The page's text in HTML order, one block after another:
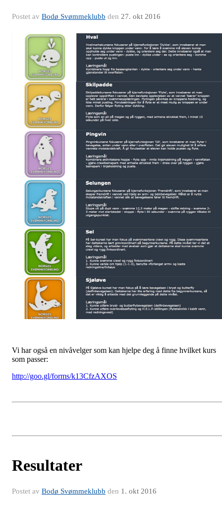
Postet av Bodø Svømmeklubb den 27. okt 2016
Vi har også en nivåvelger som kan hjelpe deg å finne hvilket kurs
som passer:
http://goo.gl/forms/k13CfzAXOS
Resultater
Postet av Bodø Svømmeklubb den 1. okt 2016